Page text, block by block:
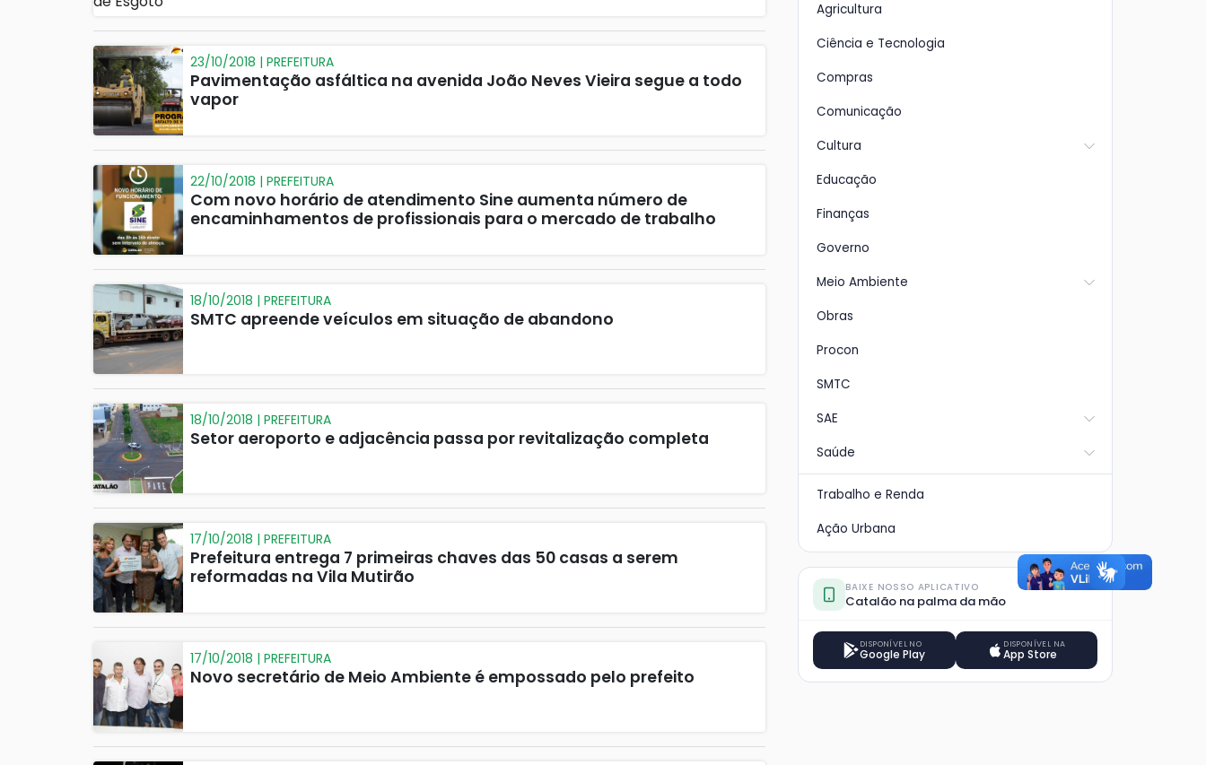
23/10/2018 | PREFEITURA
Pavimentação asfáltica na avenida João Neves Vieira segue a todo
vapor
22/10/2018 | PREFEITURA
Com novo horário de atendimento Sine aumenta número de
encaminhamentos de profissionais para o mercado de trabalho
18/10/2018 | PREFEITURA
SMTC apreende veículos em situação de abandono
18/10/2018 | PREFEITURA
Setor aeroporto e adjacência passa por revitalização completa
17/10/2018 | PREFEITURA
Prefeitura entrega 7 primeiras chaves das 50 casas a serem
reformadas na Vila Mutirão
17/10/2018 | PREFEITURA
Novo secretário de Meio Ambiente é empossado pelo prefeito
Agricultura
Ciência e Tecnologia
Compras
Comunicação
Cultura
Educação
Finanças
Governo
Meio Ambiente
Obras
Procon
SMTC
SAE
Saúde
Trabalho e Renda
Ação Urbana
BAIXE NOSSO APLICATIVO
Catalão na palma da mão
DISPONÍVEL NO
Google Play
DISPONÍVEL NA
App Store